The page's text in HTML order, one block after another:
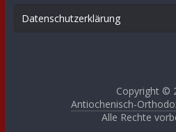
Datenschutzerklärung
Copyright ©
Antiochenisch-
Alle Rechte